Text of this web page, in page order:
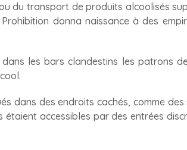
du transport de produits alcoolisés
donna naissance à des
les bars clandestins les patrons
dans des endroits cachés, comme
étaient accessibles par des entrées